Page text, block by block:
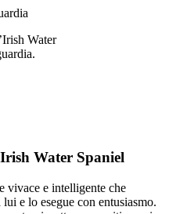
Water
Water Spaniel
vivace e intelligente che
e lo esegue con entusiasmo.